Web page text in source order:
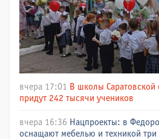
вчера 17:01 В школы Саратовской
придут 242 тысячи учеников
вчера 16:36 Нацпроекты: в
оснащают мебелью и техникой